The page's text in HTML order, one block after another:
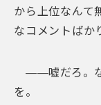
から上位なんて
なコメントばか
——嘘だろ。な
を。